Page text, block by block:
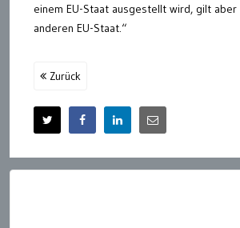
einem EU-Staat ausgestellt wird, gilt aber
anderen EU-Staat.“
Zurück